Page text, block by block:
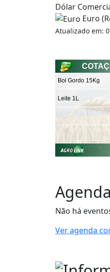
Dólar
Euro
Atualizado em:
Não há
Ver agenda